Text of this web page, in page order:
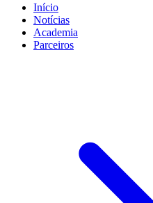
Início
Notícias
Academia
Parceiros